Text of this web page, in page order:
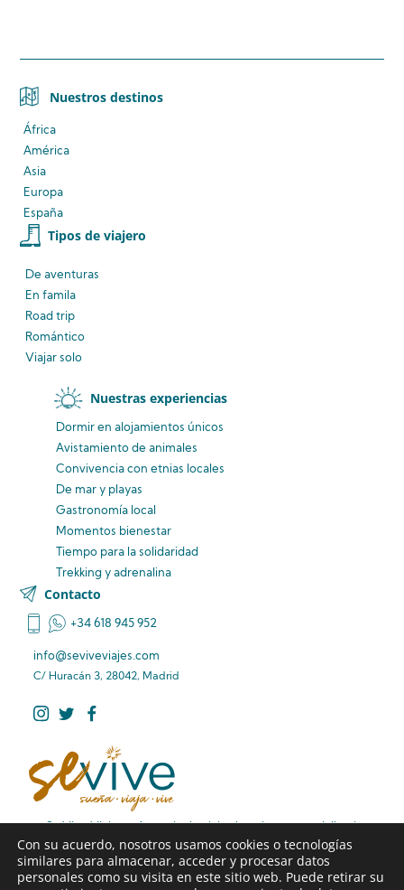
Nuestros destinos
África
América
Asia
Europa
España
Tipos de viajero
De aventuras
En famila
Road trip
Romántico
Viajar solo
Nuestras experiencias
Dormir en alojamientos únicos
Avistamientode animales
Convivenciacon etnias locales
De mar y playas
Gastronomía local
Momentos bienestar
Tiempo para la solidaridad
Trekking y adrenalina
Contacto
+34 618 945 952
info@seviveviajes.com
C/ Huracán 3, 28042, Madrid
Se Vive Viajes – Agencia de viajes boutique especializada
en rutas de viaje diferentes, viajes familiares premium y
viajes de larga distancia sin preocupaciones.
Con su acuerdo, nosotros usamos cookies o tecnologías
similares para almacenar, acceder y procesar datos
personales como su visita en este sitio web. Puede retirar su